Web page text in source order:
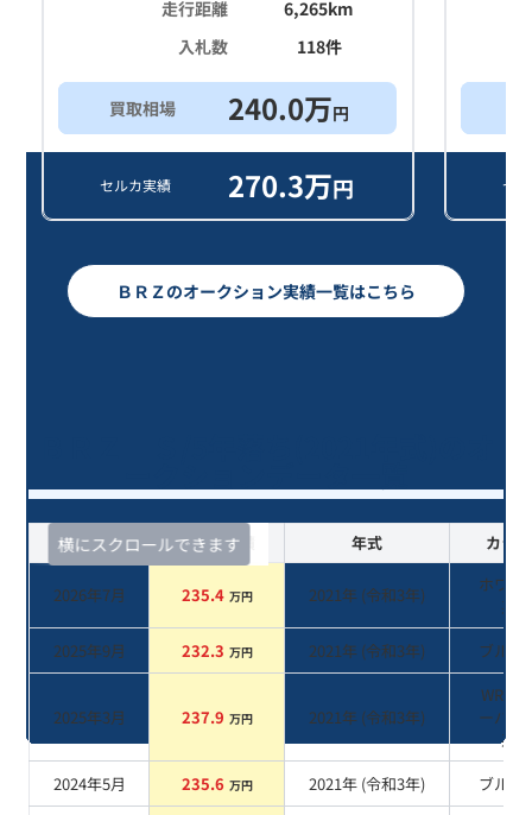
走行距離
6,265km
入札数
118件
買取相場 240.0万円
セルカ実績 270.3万円 セ
ＢＲＺのオークション実績一覧はこちら
横にスクロールできます
査定時期 セルカ実績 年式 カラー
2026年7月 235.4 万円 2021年 (令和3年)
ホワイ
系
2025年9月
232.3 万円 2021年 (令和3年) ブルー
2025年3月 237.9 万円 2021年 (令和3年)
WR ブ
ーパー
系
2024年5月
235.6 万円 2021年 (令和3年) ブルー